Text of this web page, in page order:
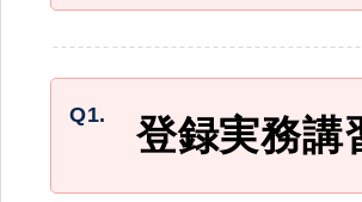
Q1. 登録実務講